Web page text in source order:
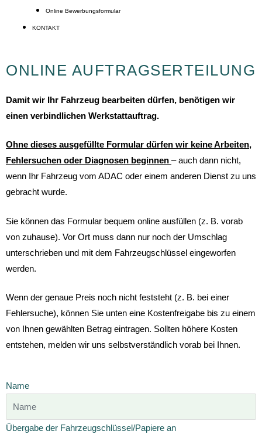
Online Bewerbungsformular
KONTAKT
ONLINE AUFTRAGSERTEILUNG
Damit wir Ihr Fahrzeug bearbeiten dürfen, benötigen wir
einen verbindlichen Werkstattauftrag.
Ohne dieses ausgefüllte Formular dürfen wir keine Arbeiten,
Fehlersuchen oder Diagnosen beginnen – auch dann nicht,
wenn Ihr Fahrzeug vom ADAC oder einem anderen Dienst zu uns
gebracht wurde.
Sie können das Formular bequem online ausfüllen (z. B. vorab
von zuhause). Vor Ort muss dann nur noch der Umschlag
unterschrieben und mit dem Fahrzeugschlüssel eingeworfen
werden.
Wenn der genaue Preis noch nicht feststeht (z. B. bei einer
Fehlersuche), können Sie unten eine Kostenfreigabe bis zu einem
von Ihnen gewählten Betrag eintragen. Sollten höhere Kosten
entstehen, melden wir uns selbstverständlich vorab bei Ihnen.
Name
Übergabe der Fahrzeugschlüssel/Papiere an